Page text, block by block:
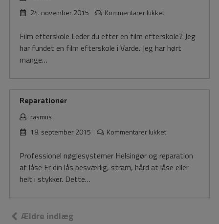
24. november 2015
Kommentarer lukkettil
efterskole
Film efterskole Leder du efter en film efterskole? Jeg
har fundet en film efterskole i Varde. Jeg har hørt
mange…
Reparationer
rasmus
18. september 2015
Kommentarer lukkettil
Professionel nøglesystemer Helsingør og reparation
af låse Er din lås besværlig, stram, hård at låse eller
helt i stykker. Dette…
Navigation
Ældre indlæg